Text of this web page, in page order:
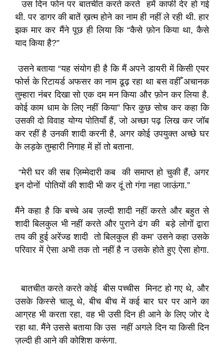
उस दिन फोन पर बातचीत करते करते हमें काफी देर हो गई
थी. पर डागर की बातें ख़त्म होने का नाम ही नहीं ले रही थी. हार
झक मार कर मैंने पूछ ही लिया कि “कैसे फ़ोन किया था, कैसे
याद किया है?”
उसने बताया “यह संयोग ही है कि मैं अपने डायरी में किसी एयर
फोर्स के रिटायर्ड अफसर का नाम ढूढ़ रहा था बस वहीँ अचानक
तुम्हारा नंबर दिखा सो एक दम मन किया और फ़ोन कर लिया है.
कोई काम धाम के लिए नहीं किया” फिर कुछ सोच कर कहा कि
उसकी दो विवाह योग्य पोतियाँ हैं, जो अच्छा पढ़ लिख कर जॉब
कर रहीं है उनकी शादी करनी है, अगर कोई उपयुक्त अच्छे घर
के लड़के तुम्हारी निगाह में हों तो बताना.
“मेरी घर की सब ज़िम्मेदारी कब की समाप्त हो चुकी हैं, अगर
इन दोनों पोतियों की शादी भी कर दूं तो गंगा नहा जाऊंगा.”
मैंने कहा है कि बच्चे अब ज़ल्दी शादी नहीं करते और बहुत से
शादी बिलकुल भी नहीं करते और पुराने ढंग की बड़े लोगों द्वारा
तय की हुई अरेंज्ड शादी तो बिलकुल ही कम’ उसने कहा उसके
परिवार में ऐसा अभी तक तो नहीं है न उसके होते हुए ऐसा होगा.
बातचीत करते करते कोई बीस पच्चीस मिनट हो गए थे, और
उसके किस्से चालू थे, बीच बीच में कई बार घर पर आने का
आग्रह भी करता रहा, वह भी उसी दिन ही आने के लिए जोर दे
रहा था. मैंने उससे बताया कि उस नहीं अगले दिन या किसी दिन
ज़ल्दी ही आने की कोशिश करूंगा.